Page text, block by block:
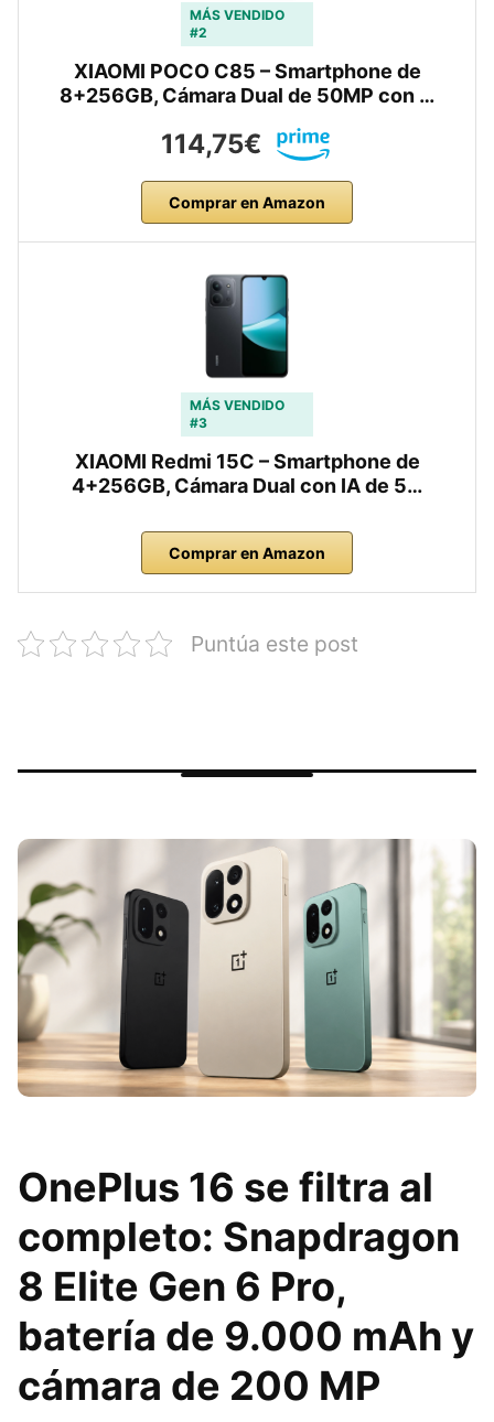
MÁS VENDIDO
#2
XIAOMI POCO C85 – Smartphone de
8+256GB, Cámara Dual de 50MP con …
114,75€
Comprar en Amazon
MÁS VENDIDO
#3
XIAOMI Redmi 15C – Smartphone de
4+256GB, Cámara Dual con IA de 5…
Comprar en Amazon
Puntúa este post
OnePlus 16 se filtra al
completo: Snapdragon
8 Elite Gen 6 Pro,
batería de 9.000 mAh y
cámara de 200 MP